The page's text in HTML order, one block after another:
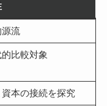
源流
的比較対象
本の接続を探究